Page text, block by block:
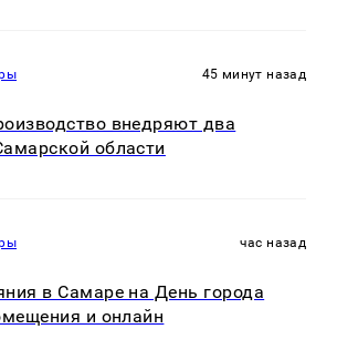
45 минут назад
внедряют два
области
час назад
в Самаре на День города
и онлайн